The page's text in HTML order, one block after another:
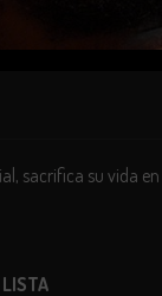
sacrifica su vida
LISTA